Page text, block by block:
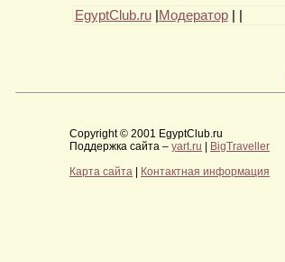
EgyptClub.ru| Модератор|
Copyright © 2001 EgyptClub.ru
Поддержка сайта – yart.ru | BigTraveller
Карта сайта | Контактная информация